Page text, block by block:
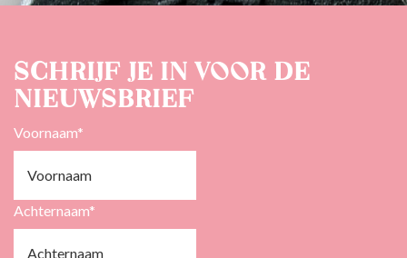
Schrijf je in voor de
nieuwsbrief
Voornaam*
Achternaam*